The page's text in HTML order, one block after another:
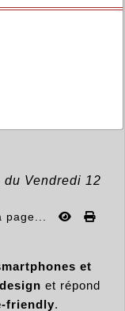
du Vendredi 12
page...
et
et répond
friendly.